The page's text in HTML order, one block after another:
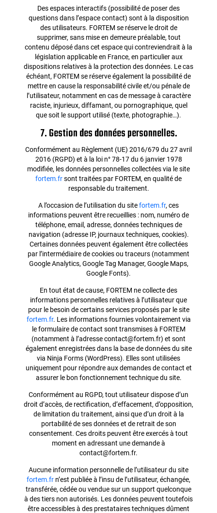
Des espaces interactifs (possibilité de poser des
questions dans l’espace contact) sont à la disposition
des utilisateurs. FORTEM se réserve le droit de
supprimer, sans mise en demeure préalable, tout
contenu déposé dans cet espace qui contreviendrait à la
législation applicable en France, en particulier aux
dispositions relatives à la protection des données. Le cas
échéant, FORTEM se réserve également la possibilité de
mettre en cause la responsabilité civile et/ou pénale de
l’utilisateur, notamment en cas de message à caractère
raciste, injurieux, diffamant, ou pornographique, quel
que soit le support utilisé (texte, photographie…).
7. Gestion des données personnelles.
Conformément au Règlement (UE) 2016/679 du 27 avril
2016 (RGPD) et à la loi n° 78-17 du 6 janvier 1978
modifiée, les données personnelles collectées via le site
fortem.frsont traitées par FORTEM, en qualité de
responsable du traitement.
A l’occasion de l’utilisation du sitefortem.fr, ces
informations peuvent être recueillies : nom, numéro de
téléphone, email, adresse, données techniques de
navigation (adresse IP, journaux techniques, cookies).
Certaines données peuvent également être collectées
par l’intermédiaire de cookies ou traceurs (notamment
Google Analytics, Google Tag Manager, Google Maps,
Google Fonts).
En tout état de cause, FORTEM ne collecte des
informations personnelles relatives à l’utilisateur que
pour le besoin de certains services proposés par le site
fortem.fr. Les informations fournies volontairement via
le formulaire de contact sont transmises à FORTEM
(notamment à l’adresse contact@fortem.fr) et sont
également enregistrées dans la base de données du site
via Ninja Forms (WordPress). Elles sont utilisées
uniquement pour répondre aux demandes de contact et
assurer le bon fonctionnement technique du site.
Conformément au RGPD, tout utilisateur dispose d’un
droit d’accès, de rectification, d’effacement, d’opposition,
de limitation du traitement, ainsi que d’un droit à la
portabilité de ses données et de retrait de son
consentement. Ces droits peuvent être exercés à tout
moment en adressant une demande à
contact@fortem.fr.
Aucune information personnelle de l’utilisateur du site
fortem.fr n’est publiée à l’insu de l’utilisateur, échangée,
transférée, cédée ou vendue sur un support quelconque
à des tiers non autorisés. Les données peuvent toutefois
être accessibles à des prestataires techniques dûment